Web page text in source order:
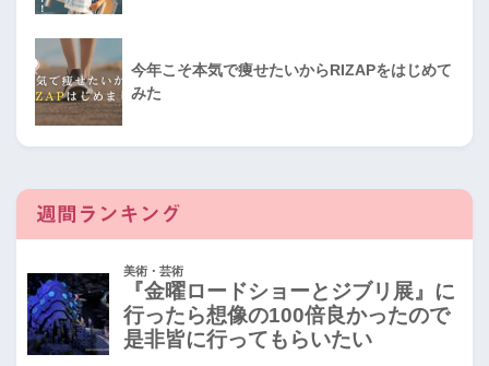
今年こそ本気で痩せたいからRIZAPをはじめて
みた
週間ランキング